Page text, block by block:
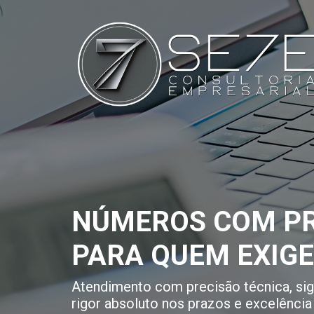
NÚMEROS COM
PARA QUEM
Atendimento com precisão técnica,
rigor absoluto nos prazos e